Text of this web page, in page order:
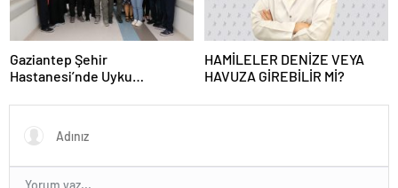
Gaziantep Şehir
Hastanesi’nde Uyku
Hizmete Açıldı
HAMİLELER DENİZE VEYA
HAVUZA GİREBİLİR Mİ?